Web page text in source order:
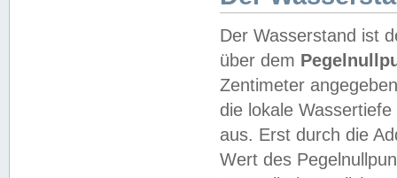
Der Wasserstand ist
über dem
Zentimeter
die lokale
aus. Erst durch die
Wert des